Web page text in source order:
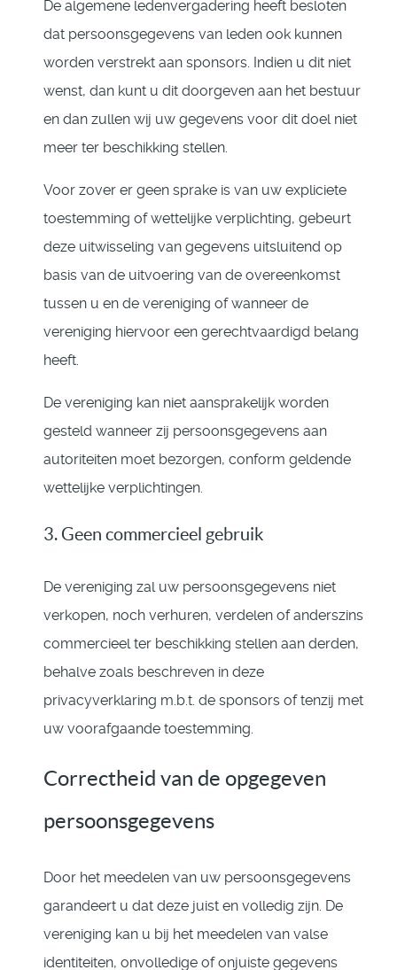
De algemene ledenvergadering heeft besloten
dat persoonsgegevens van leden ook kunnen
worden verstrekt aan sponsors. Indien u dit niet
wenst, dan kunt u dit doorgeven aan het bestuur
en dan zullen wij uw gegevens voor dit doel niet
meer ter beschikking stellen.
Voor zover er geen sprake is van uw expliciete
toestemming of wettelijke verplichting, gebeurt
deze uitwisseling van gegevens uitsluitend op
basis van de uitvoering van de overeenkomst
tussen u en de vereniging of wanneer de
vereniging hiervoor een gerechtvaardigd belang
heeft.
De vereniging kan niet aansprakelijk worden
gesteld wanneer zij persoonsgegevens aan
autoriteiten moet bezorgen, conform geldende
wettelijke verplichtingen.
3. Geen commercieel gebruik
De vereniging zal uw persoonsgegevens niet
verkopen, noch verhuren, verdelen of anderszins
commercieel ter beschikking stellen aan derden,
behalve zoals beschreven in deze
privacyverklaring m.b.t. de sponsors of tenzij met
uw voorafgaande toestemming.
Correctheid van de opgegeven
persoonsgegevens
Door het meedelen van uw persoonsgegevens
garandeert u dat deze juist en volledig zijn. De
vereniging kan u bij het meedelen van valse
identiteiten, onvolledige of onjuiste gegevens